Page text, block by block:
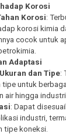
Korosi
Korosi:
korosi kimia
cocok untuk
Adaptasi
dan Tipe:
tipe untuk
air hingga
: Dapat
industri,
tipe koneksi.